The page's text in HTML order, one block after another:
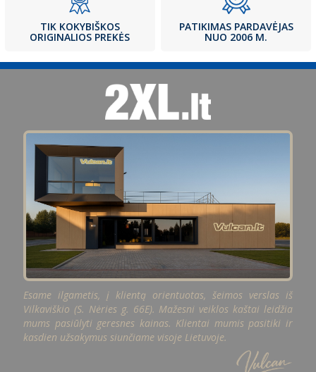
TIK KOKYBIŠKOS
ORIGINALIOS PREKĖS
PATIKIMAS PARDAVĖJAS
NUO 2006 M.
Esame ilgametis, į klientą orientuotas, šeimos verslas iš
Vilkaviškio (S. Nėries g. 66E). Mažesni veiklos kaštai leidžia
mums pasiūlyti geresnes kainas. Klientai mumis pasitiki ir
kasdien užsakymus siunčiame visoje Lietuvoje.